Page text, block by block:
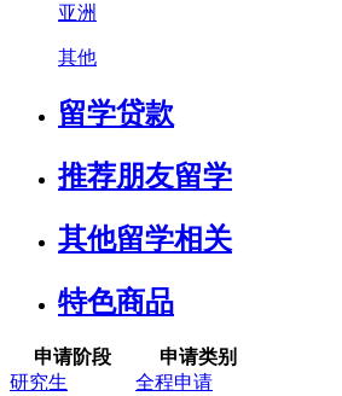
亚洲
其他
留学贷款
推荐朋友留学
其他留学相关
特色商品
申请阶段
申请类别
研究生
全程申请